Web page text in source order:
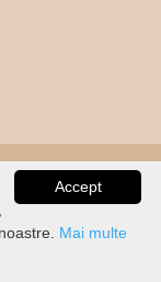
STOC
Accept
Mai multe